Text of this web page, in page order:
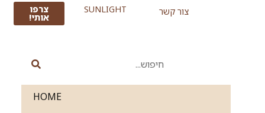
צור קשר
SUNLIGHT
צרפו
אותי!
HOME